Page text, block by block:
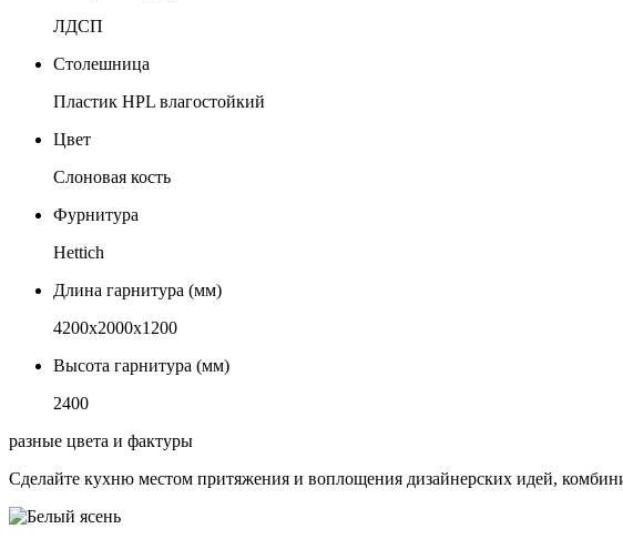
ЛДСП
Столешница
Пластик HPL влагостойкий
Цвет
Слоновая кость
Фурнитура
Hettich
Длина гарнитура (мм)
4200х2000х1200
Высота гарнитура (мм)
2400
разные цвета и фактуры
Сделайте кухню местом притяжения и воплощения дизайнерских идей,